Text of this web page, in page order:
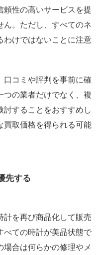
頼性の高いサービスを提
ん。ただし、すべてのネ
わけではないことに注意
口コミや評判を事前に確
つの業者だけでなく、複
することをおすすめし
買取価格を得られる可能
先する
計を再び商品化して販売
べての時計が美品状態で
合は何らかの修理やメ